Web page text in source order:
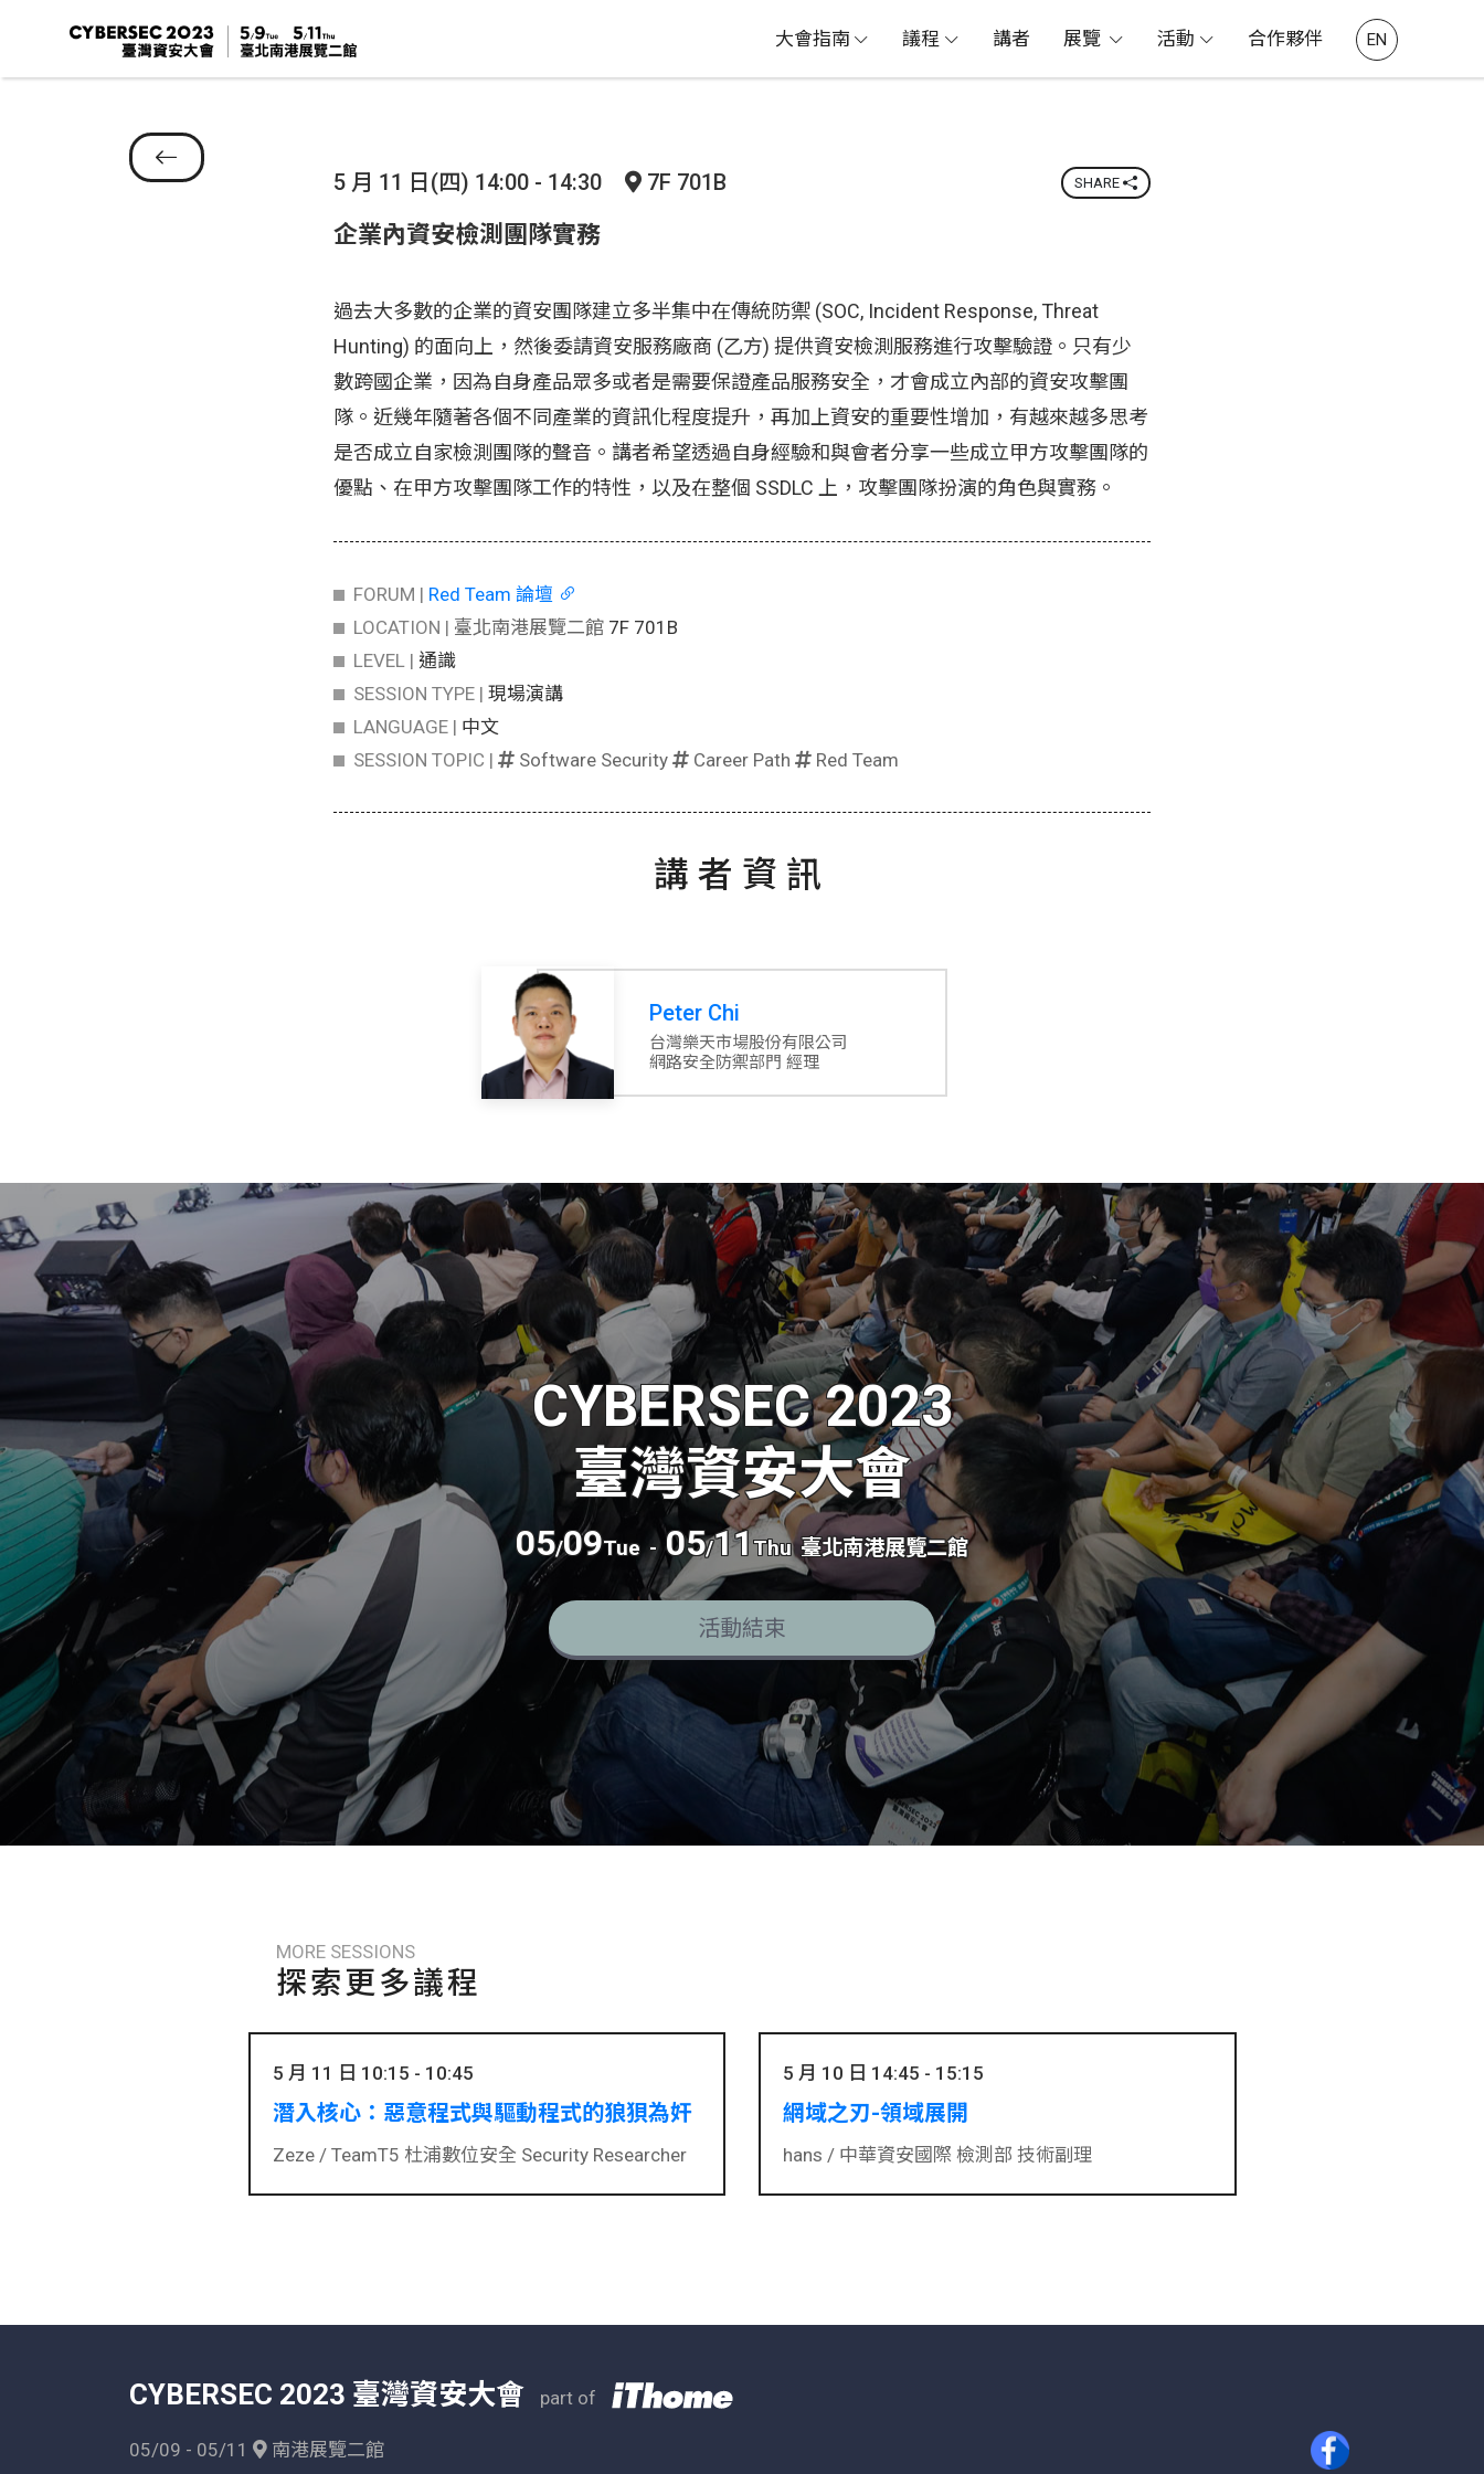
大會指南 議程 講者 展覽 活動 合作夥伴 EN
5 月 11 日(四) 14:00 - 14:30 7F 701B SHARE
企業內資安檢測團隊實務
過去大多數的企業的資安團隊建立多半集中在傳統防禦 (SOC, Incident Response, Threat
Hunting) 的面向上，然後委請資安服務廠商 (乙方) 提供資安檢測服務進行攻擊驗證。只有少
數跨國企業，因為自身產品眾多或者是需要保證產品服務安全，才會成立內部的資安攻擊團
隊。近幾年隨著各個不同產業的資訊化程度提升，再加上資安的重要性增加，有越來越多思考
是否成立自家檢測團隊的聲音。講者希望透過自身經驗和與會者分享一些成立甲方攻擊團隊的
優點、在甲方攻擊團隊工作的特性，以及在整個 SSDLC 上，攻擊團隊扮演的角色與實務。
FORUM | Red Team 論壇
LOCATION | 臺北南港展覽二館 7F 701B
LEVEL | 通識
SESSION TYPE | 現場演講
LANGUAGE | 中文
SESSION TOPIC |
Software Security Career Path Red Team
講者資訊
Peter Chi
台灣樂天市場股份有限公司
網路安全防禦部門 經理
CYBERSEC 2023
臺灣資安大會
05/09Tue -05/11Thu 臺北南港展覽二館
活動結束
MORE SESSIONS
探索更多議程
5 月 11 日 10:15 - 10:45
潛入核心：惡意程式與驅動程式的狼狽為奸
Zeze / TeamT5 杜浦數位安全 Security Researcher
5 月 10 日 14:45 - 15:15
網域之刃-領域展開
hans / 中華資安國際 檢測部 技術副理
CYBERSEC 2023 臺灣資安大會 part of
05/09 - 05/11 南港展覽二館